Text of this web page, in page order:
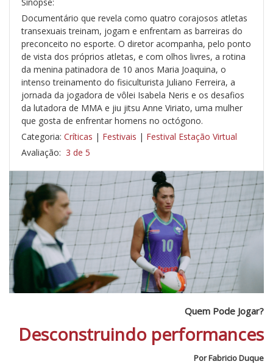
Documentário que revela como quatro corajosos atletas
transexuais treinam, jogam e enfrentam as barreiras do
preconceito no esporte. O diretor acompanha, pelo ponto
de vista dos próprios atletas, e com olhos livres, a rotina
da menina patinadora de 10 anos Maria Joaquina, o
intenso treinamento do fisiculturista Juliano Ferreira, a
jornada da jogadora de vôlei Isabela Neris e os desafios
da lutadora de MMA e jiu jitsu Anne Viriato, uma mulher
que gosta de enfrentar homens no octógono.
Categoria: Críticas | Festivais | Festival Estação Virtual
Avaliação: 3 de 5
Quem Pode Jogar?
Desconstruindo performances
Por Fabricio Duque